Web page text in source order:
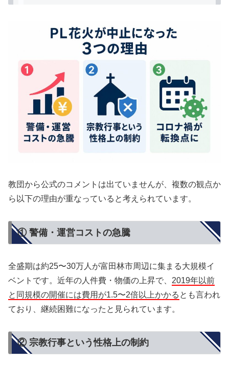
教団から公式のコメントは出ていませんが、複数の観点か
ら以下の理由が重なっていると考えられています。
① 警備・運営コストの急騰
全盛期は約25〜30万人が富田林市周辺に集まる大規模イ
ベントです。近年の人件費・物価の上昇で、 2019年以前
と同規模の開催には費用が1.5〜2倍以上かかる とも言われ
ており、継続困難になったと見られています。
② 宗教行事という性格上の制約